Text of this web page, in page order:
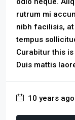
rutrum mi
nibh facilisis,
tempus
Curabitur this
Duis mattis
10 years ago